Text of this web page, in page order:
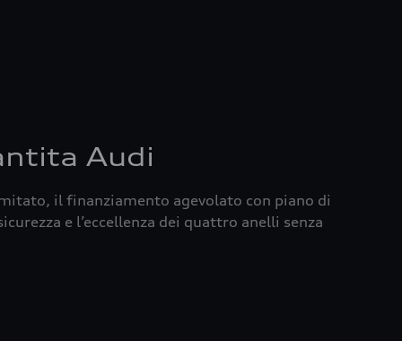
Audi
il finanziamento agevolato con piano di
e l’eccellenza dei quattro anelli senza